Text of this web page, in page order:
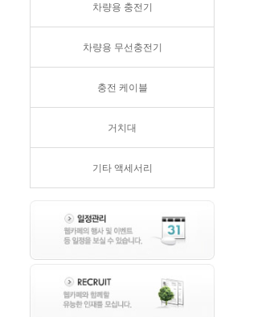
차량용 충전기
차량용 무선충전기
충전 케이블
거치대
기타 액세서리